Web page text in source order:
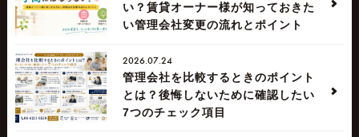
い？賃貸オーナー様が知っておきた
い管理会社変更の流れとポイント
2026.07.24
管理会社を比較するときのポイント
とは？後悔しないために確認したい
7つのチェック項目